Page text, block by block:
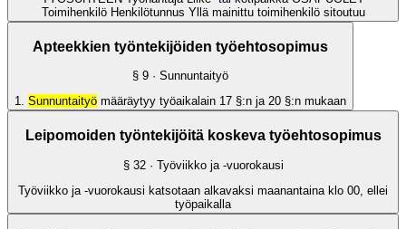
Toimihenkilö Henkilötunnus Yllä mainittu toimihenkilö sitoutuu
Apteekkien työntekijöiden työehtosopimus
§ 9 · Sunnuntaityö
1. Sunnuntaityö määräytyy työaikalain 17 §:n ja 20 §:n mukaan
Leipomoiden työntekijöitä koskeva työehtosopimus
§ 32· Työviikko ja -vuorokausi
Työviikko ja -vuorokausi katsotaan alkavaksi maanantaina klo 00, ellei
työpaikalla